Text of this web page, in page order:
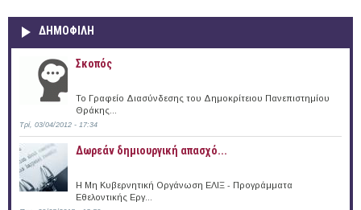
ΔΗΜΟΦΙΛΗ
Σκοπός
Το Γραφείο Διασύνδεσης του Δημοκρίτειου Πανεπιστημίου
Θράκης...
Τρί, 03/04/2012 - 17:34
Δωρεάν δημιουργική απασχό...
Η Μη Κυβερνητική Οργάνωση ΕΛΙΞ - Προγράμματα
Εθελοντικής Εργ...